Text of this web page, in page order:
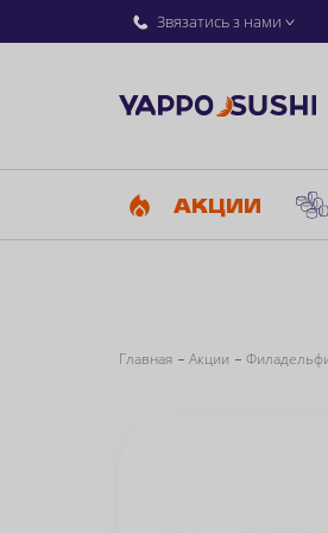
Звязатись з нами
АКЦИИ
Главная Акции